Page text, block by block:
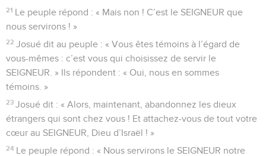
21 Le peuple répond : « Mais non ! C’est le SEIGNEUR que
nous servirons ! »
22 Josué dit au peuple : « Vous êtes témoins à l’égard de
vous-mêmes : c’est vous qui choisissez de servir le
SEIGNEUR. » Ils répondent : « Oui, nous en sommes
témoins. »
23 Josué dit : « Alors, maintenant, abandonnez les dieux
étrangers qui sont chez vous ! Et attachez-vous de tout votre
cœur au SEIGNEUR, Dieu d’Israël ! »
24 Le peuple répond : « Nous servirons le SEIGNEUR notre